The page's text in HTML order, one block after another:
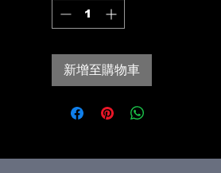
新增至購物車